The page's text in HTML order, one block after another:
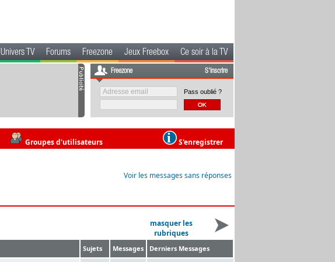
Univers TV Forums Freezone Jeux Freebox Ce soir à la TV
Freezone S'inscrire
Pass oublié ?
Groupes d'utilisateurs S'enregistrer
Voir les messages sans réponses
masquer les
rubriques
Sujets Messages Derniers Messages